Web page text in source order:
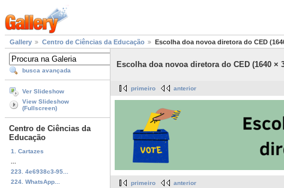
Gallery Centro de Ciências da Educação Escolha doa novoa diretora do CED
busca avançada
Ver Slideshow
View Slideshow
(Fullscreen)
Centro de Ciências da
Educação
1. Cartazes
223. 4e6938c3-95...
224. WhatsApp...
Escolha doa novoa diretora do CED (1640 ×
primeiro anterior
primeiro anterior